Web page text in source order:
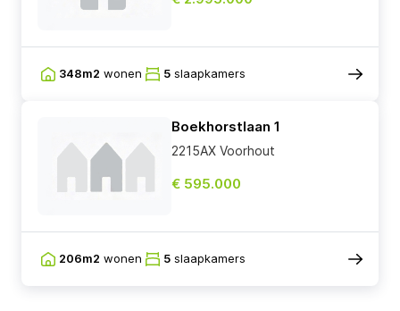
348m2 wonen 5 slaapkamers
Boekhorstlaan 1
2215AX Voorhout
€ 595.000
206m2 wonen 5 slaapkamers